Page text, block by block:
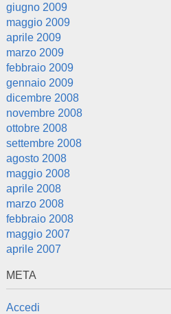
giugno 2009
maggio 2009
aprile 2009
marzo 2009
febbraio 2009
gennaio 2009
dicembre 2008
novembre 2008
ottobre 2008
settembre 2008
agosto 2008
maggio 2008
aprile 2008
marzo 2008
febbraio 2008
maggio 2007
aprile 2007
META
Accedi